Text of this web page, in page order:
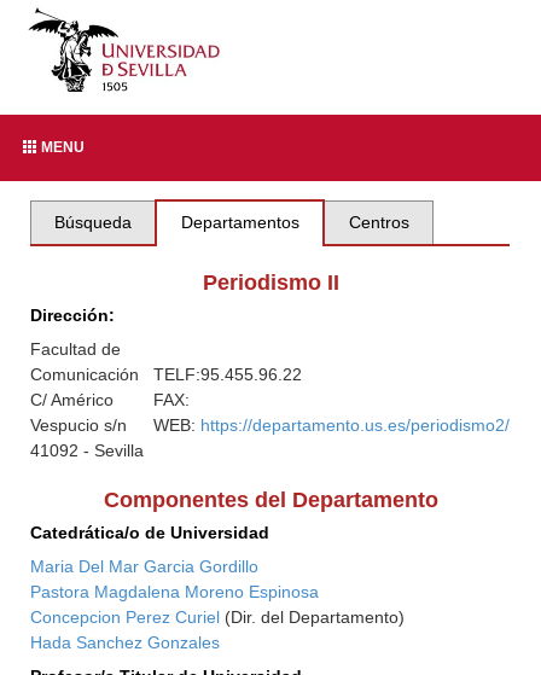
MENU
Búsqueda Departamentos Centros
Periodismo II
Dirección:
Facultad de
Comunicación
C/ Américo
Vespucio s/n
41092 - Sevilla
TELF:95.455.96.22
FAX:
WEB: https://departamento.us.es/periodismo2/
Componentes del Departamento
Catedrática/o de Universidad
Maria Del Mar Garcia Gordillo
Pastora Magdalena Moreno Espinosa
Concepcion Perez Curiel (Dir. del Departamento)
Hada Sanchez Gonzales